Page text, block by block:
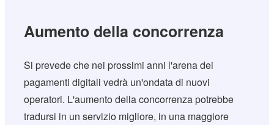
Aumento della concorrenza
Si prevede che nei prossimi anni l'arena dei
pagamenti digitali vedrà un'ondata di nuovi
operatori. L'aumento della concorrenza potrebbe
tradursi in un servizio migliore, in una maggiore